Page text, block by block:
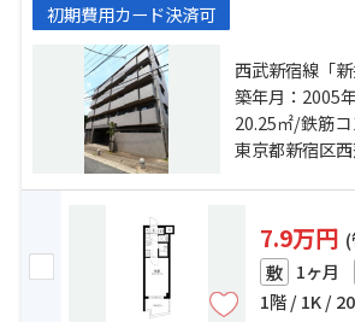
初期費用カード決済可
西武新宿線「新
分 都営大江戸線「落合南長崎」
駅 徒歩13分 西武新宿線「沼袋」
駅 徒歩15分
築年月：2005
20.25㎡/鉄筋
東京都新宿区
7.9万円
敷 1ヶ月
1階 / 1K /